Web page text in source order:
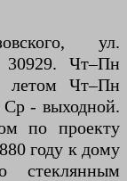
ул.
Чт–Пн
летом Чт–Пн
Ср - выходной.
по проекту
году к дому
стеклянным